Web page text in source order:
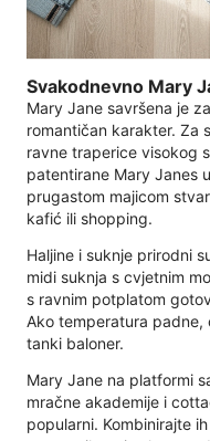
Svakodnevno Mary
Mary Jane savršena je
romantičan karakter. Za
ravne traperice visokog
patentirane Mary Janes
prugastom majicom
kafić ili shopping.
Haljine i suknje prirodni
midi suknja s cvjetnim
s ravnim potplatom
Ako temperatura
tanki baloner.
Mary Jane na platformi
mračne akademije i
popularni. Kombinirajte